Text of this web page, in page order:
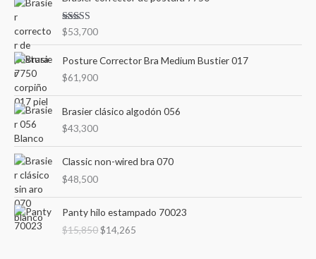
f
o
r
:
Rated
3.00
5
$53,700
Posture Corrector Bra Medium Bustier 017
$61,900
Brasier clásico algodón 056
$43,300
Classic non-wired bra 070
$48,500
Panty hilo estampado 70023
$15,850
r
i$14,265
u
e
i
e